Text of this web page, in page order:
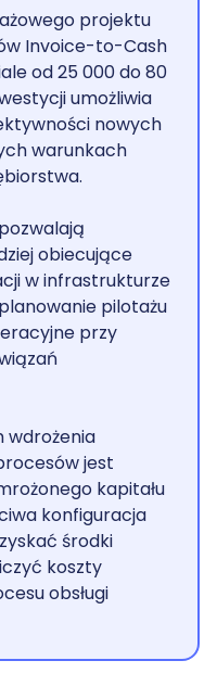
check-lista dla
wspiera
procesów?
projektu
Invoice-to-Cash
od 25 000 do 80
umożliwia
nowych
warunkach
obiecujące
w infrastrukturze
pilotażu
przy
jest
kapitału
konfiguracja
środki
koszty
obsługi